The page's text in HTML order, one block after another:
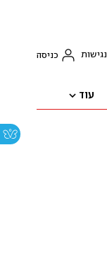
נגישות כניסה
עוד